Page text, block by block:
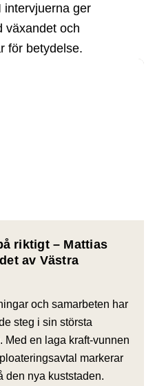
intervjuerna ger
växandet och
för betydelse.
riktigt – Mattias
av Västra
och samarbeten har
steg i sin största
en laga kraft-vunnen
markerar
den nya kuststaden.